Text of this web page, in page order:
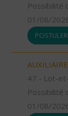
Possibilité
01/08/
POSTULER
47 - Lot-
Possibilité
01/08/